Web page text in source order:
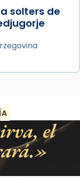
solters de
el